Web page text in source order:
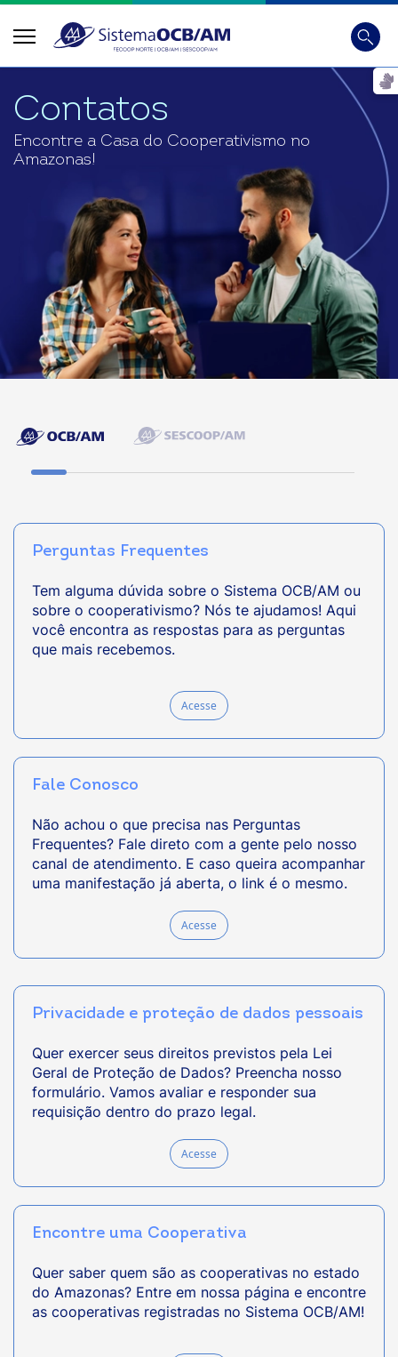
Busca
Contatos
Encontre a Casa do Cooperativismo no
Amazonas!
Perguntas Frequentes
Tem alguma dúvida sobre o Sistema OCB/AM ou
sobre o cooperativismo? Nós te ajudamos! Aqui
você encontra as respostas para as perguntas
que mais recebemos.
Acesse
Fale Conosco
Não achou o que precisa nas Perguntas
Frequentes? Fale direto com a gente pelo nosso
canal de atendimento. E caso queira acompanhar
uma manifestação já aberta, o link é o mesmo.
Acesse
Privacidade e proteção de dados pessoais
Quer exercer seus direitos previstos pela Lei
Geral de Proteção de Dados? Preencha nosso
formulário. Vamos avaliar e responder sua
requisição dentro do prazo legal.
Encontre uma Cooperativa
Quer saber quem são as cooperativas no estado
do Amazonas? Entre em nossa página e encontre
as cooperativas registradas no Sistema OCB/AM!